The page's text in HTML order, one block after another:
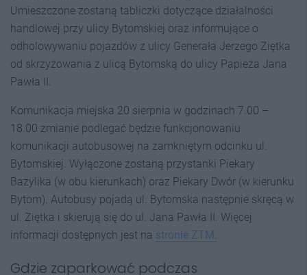
Umieszczone zostaną tabliczki dotyczące działalności
handlowej przy ulicy Bytomskiej oraz informujące o
odholowywaniu pojazdów z ulicy Generała Jerzego Ziętka
od skrzyżowania z ulicą Bytomską do ulicy Papieża Jana
Pawła II.
Komunikacja miejska 20 sierpnia w godzinach 7.00 –
18.00 zmianie podlegać będzie funkcjonowaniu
komunikacji autobusowej na zamkniętym odcinku ul
Bytomskiej. Wyłączone zostaną przystanki Piekary
Bazylika (w obu kierunkach) oraz Piekary Dwór (w kierunku
Bytom). Autobusy pojadą ul Bytomska następnie skręcą w
ul Ziętka i skierują się do ul Jana Pawła II. Więcej
informacji dostępnych jest na stronie ZTM.
Gdzie zaparkować podczas